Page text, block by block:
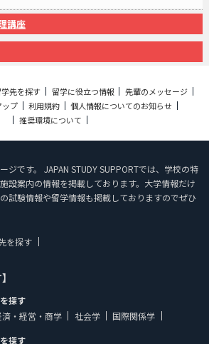
講座
先を探す 留学に役立つ情報
先輩のメッセージ
ップ 利用規約
個人情報についてのお知らせ
推奨環境について
ジです。 JAPAN STUDY SUPPORTでは、学校の特
設案内の情報を掲載しております。大学情報だけ
試験情報や留学情報も掲載しておりますのでぜひ
を探す
探す
済・経営・商学 社会学
国際関係学
探す